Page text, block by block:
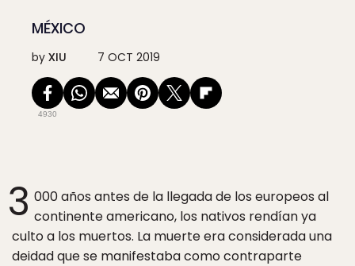
MÉXICO
by XIU 7 OCT 2019
4930
3 000 años antes de la llegada de los europeos al
continente americano, los nativos rendían ya
culto a los muertos. La muerte era considerada una
deidad que se manifestaba como contraparte